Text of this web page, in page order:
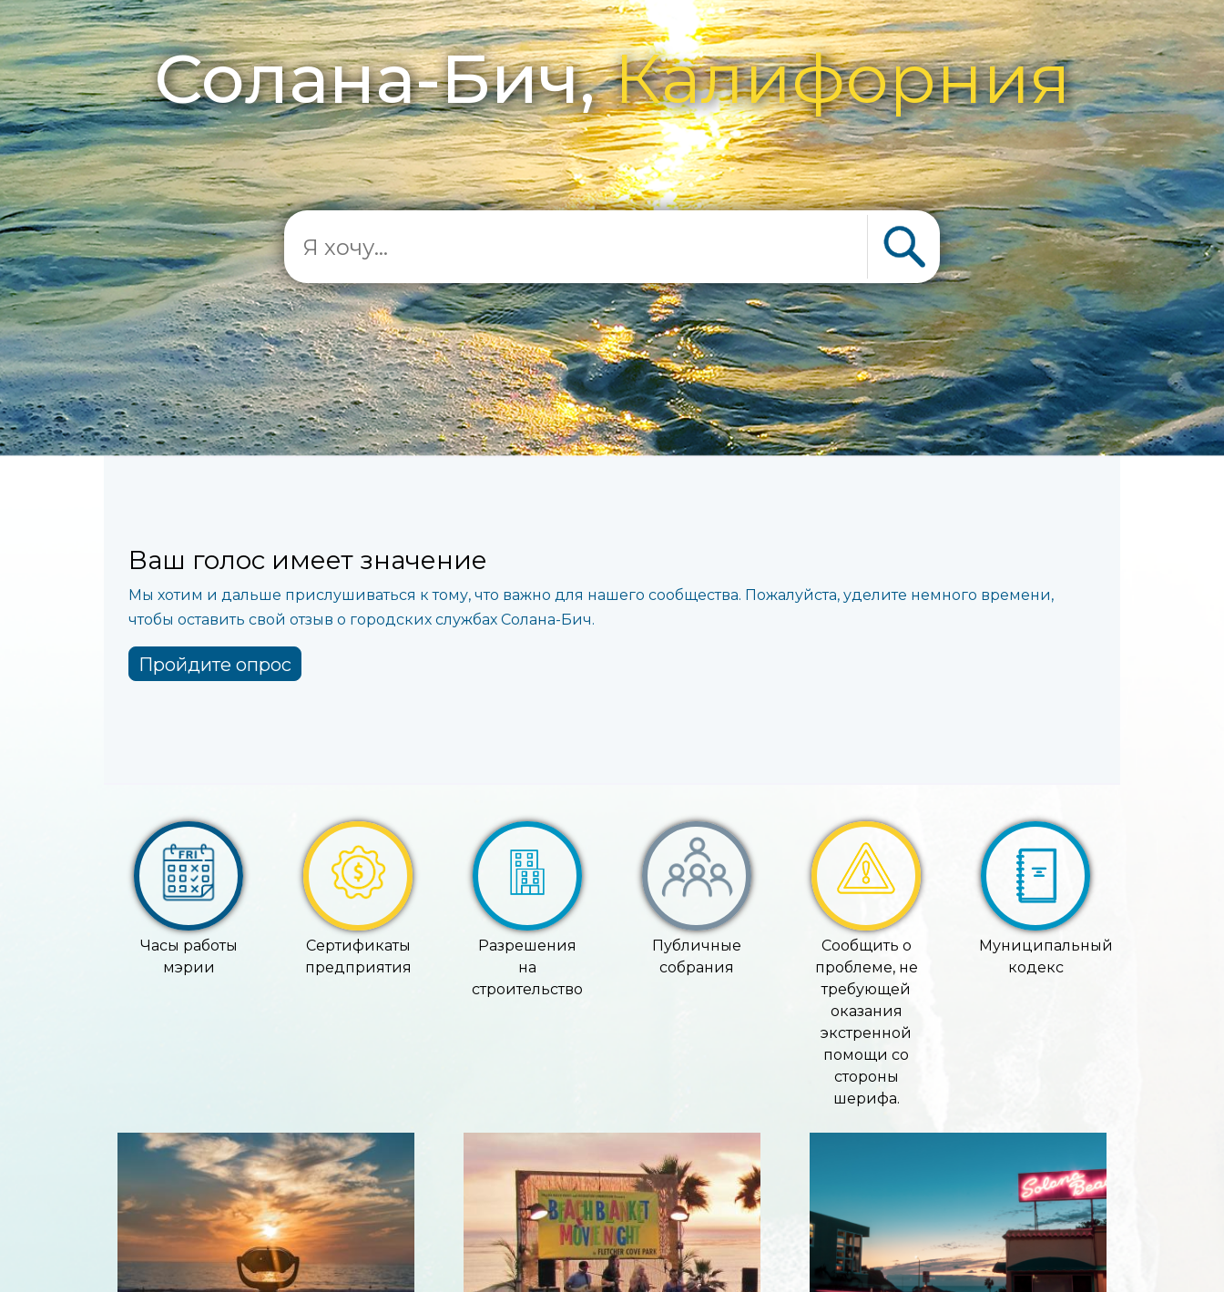
Солана-Бич,Калифорния
Ваш голос имеет значение
Мы хотим и дальше прислушиваться к тому, что важно для нашего сообщества. Пожалуйста, уделите немного времени,
чтобы оставить свой отзыв о городских службах Солана-Бич.
Пройдите опрос
Часы работы
мэрии
Сертификаты
предприятия
Разрешения
на
строительство
Публичные
собрания
Сообщить о
проблеме, не
требующей
оказания
экстренной
помощи со
стороны
шерифа.
Муниципальный
кодекс